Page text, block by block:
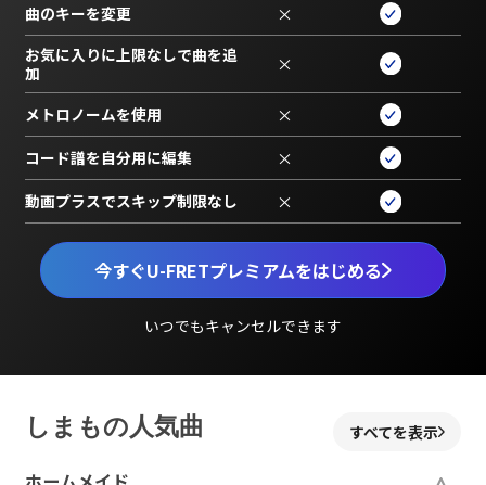
今すぐU-FRETプレミアムをはじめる
いつでもキャンセルできます
曲のキーを変更 ×
お気に入りに上限なしで曲を追
加
×
メトロノームを使用 ×
コード譜を自分用に編集 ×
動画プラスでスキップ制限なし ×
しまもの人気曲 すべてを表示